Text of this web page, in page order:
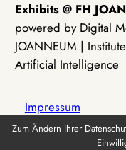
Exhibits @ FH
powered by Digital
JOANNEUM |
Artificial Intelligence
Impressum
Zum Ändern Ihrer